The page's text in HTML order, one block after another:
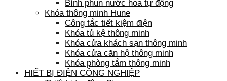
Bình phun nước hoa tự động
Khóa thông minh Hune
Công tắc tiết kiệm điện
Khóa tủ kệ thông minh
Khóa cửa khách sạn thông minh
Khóa cửa căn hộ thông minh
Khóa phòng tắm thông minh
HIẾT BỊ ĐIỆN CÔNG NGHIỆP